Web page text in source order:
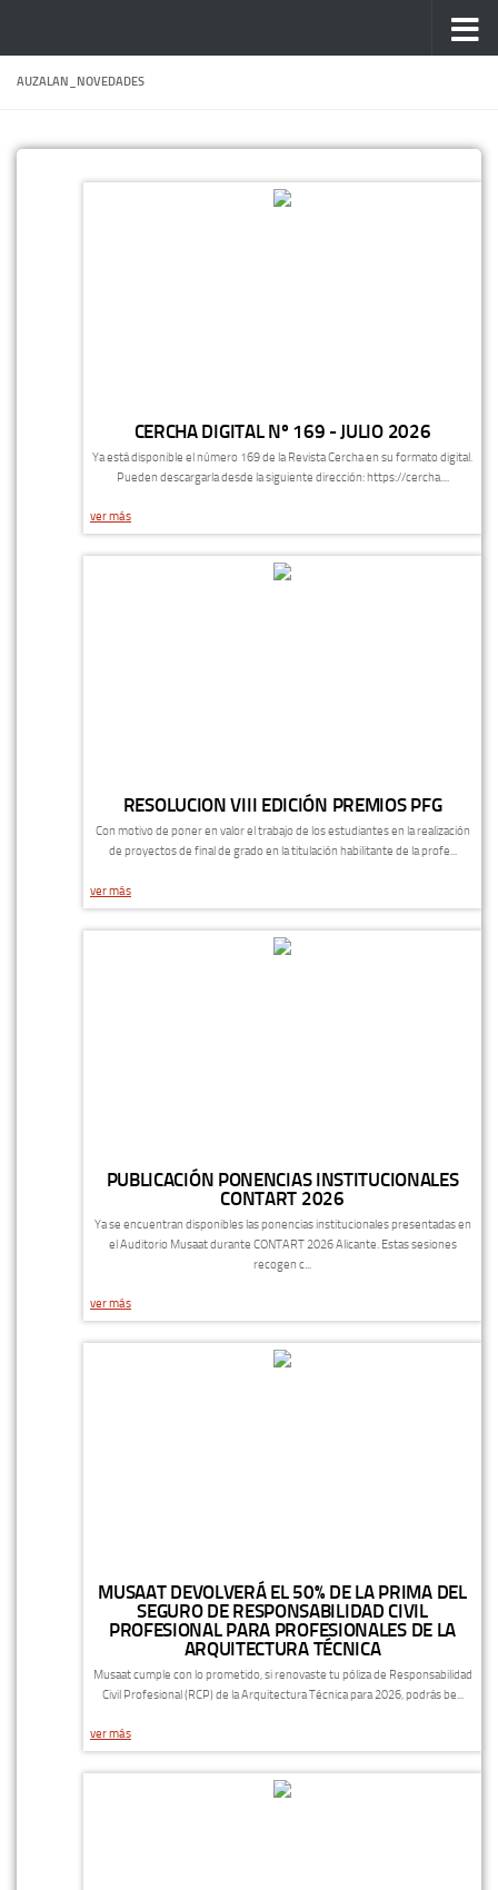
AUZALAN_NOVEDADES
CERCHA DIGITAL Nº 169 - JULIO 2026
Ya está disponible el número 169 de la Revista Cercha en su formato digital.
Pueden descargarla desde la siguiente dirección: https://cercha....
ver más
RESOLUCION VIII EDICIÓN PREMIOS PFG
Con motivo de poner en valor el trabajo de los estudiantes en la realización
de proyectos de final de grado en la titulación habilitante de la profe...
ver más
PUBLICACIÓN PONENCIAS INSTITUCIONALES
CONTART 2026
Ya se encuentran disponibles las ponencias institucionales presentadas en
el Auditorio Musaat durante CONTART 2026 Alicante. Estas sesiones
recogen c...
ver más
MUSAAT DEVOLVERÁ EL 50% DE LA PRIMA DEL
SEGURO DE RESPONSABILIDAD CIVIL
PROFESIONAL PARA PROFESIONALES DE LA
ARQUITECTURA TÉCNICA
Musaat cumple con lo prometido, si renovaste tu póliza de Responsabilidad
Civil Profesional (RCP) de la Arquitectura Técnica para 2026, podrás be...
ver más